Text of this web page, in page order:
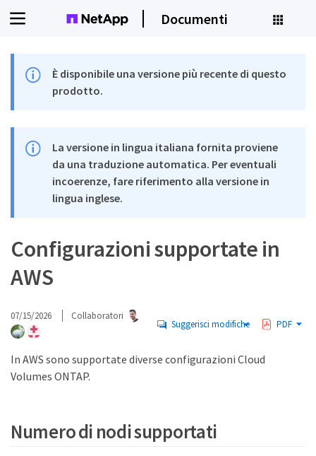
Documenti
È disponibile una versione più recente di questo
prodotto.
La versione in lingua italiana fornita proviene
da una traduzione automatica. Per eventuali
incoerenze, fare riferimento alla versione in
lingua inglese.
Configurazioni supportate in
AWS
07/15/2026 Collaboratori
Suggerisci modifiche PDF
In AWS sono supportate diverse configurazioni Cloud
Volumes ONTAP.
Numero di nodi supportati